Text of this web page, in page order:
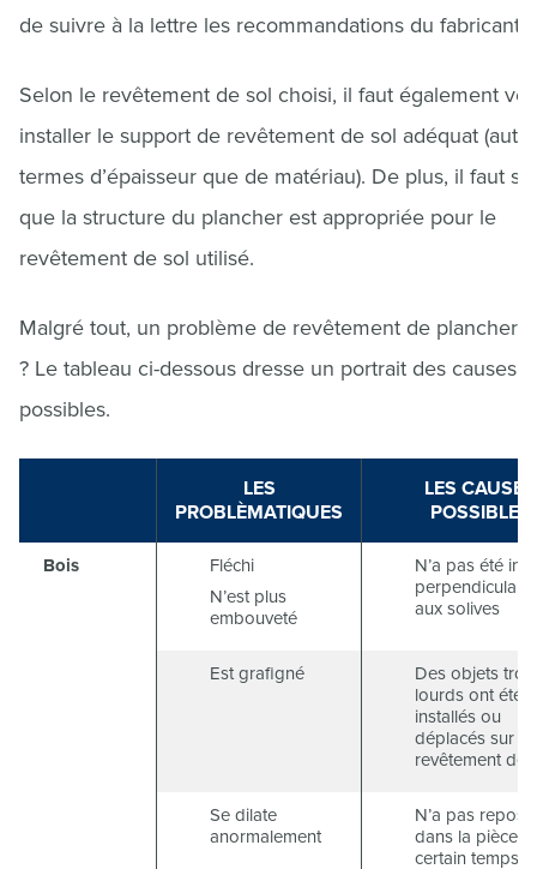
de suivre à la lettre les recommandations du fabricant !
Selon le revêtement de sol choisi, il faut également
installer le support de revêtement de sol adéquat
termes d’épaisseur que de matériau). De plus, il faut
que la structure du plancher est appropriée pour le
revêtement de sol utilisé.
Malgré tout, un problème de revêtement de plancher
? Le tableau ci-dessous dresse un portrait des causes
possibles.
LES
PROBLÈMATIQUES
LES CAUSES
POSSIBLES
Bois
Fléchi
N’est plus
embouveté
N’a pas été
aux solives
Est grafigné
Des objets trop
lourds ont été
installés ou
déplacés sur le
revêtement de
Se dilate
anormalement
N’a pas reposé
dans la pièce
certain temps